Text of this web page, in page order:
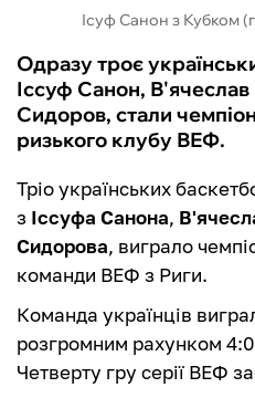
Ісуф Санон з Кубком
Одразу троє
Іссуф Санон, В'ячеслав
Сидоров, стали
ризького клубу ВЕФ.
Тріо українських
з Іссуфа Санона,
Сидорова, виграло
команди ВЕФ з Риги.
Команда українців
розгромним рахунком
Четверту гру серії ВЕФ